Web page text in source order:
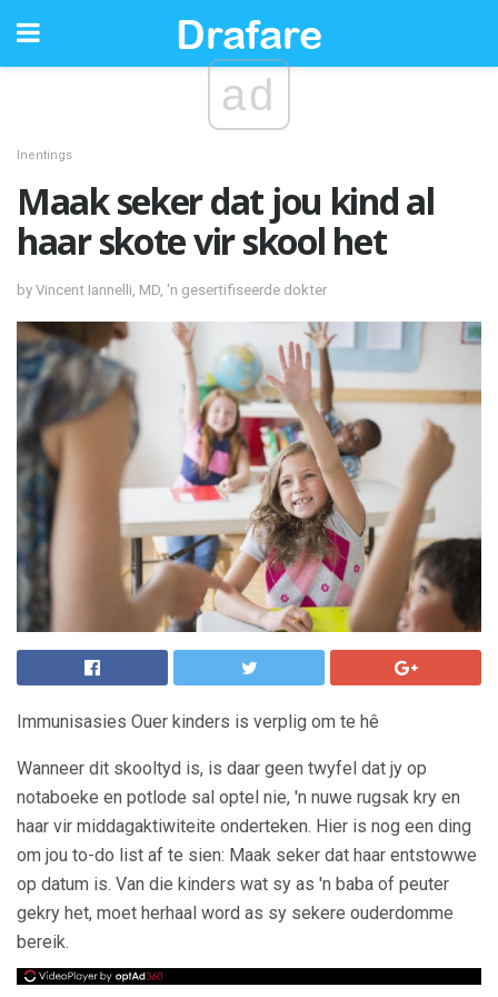
ad
Inentings
Maak seker dat jou kind al
haar skote vir skool het
by Vincent Iannelli, MD, 'n gesertifiseerde dokter
Immunisasies Ouer kinders is verplig om te hê
Wanneer dit skooltyd is, is daar geen twyfel dat jy op
notaboeke en potlode sal optel nie, 'n nuwe rugsak kry en
haar vir middagaktiwiteite onderteken. Hier is nog een ding
om jou to-do list af te sien: Maak seker dat haar entstowwe
op datum is. Van die kinders wat sy as 'n baba of peuter
gekry het, moet herhaal word as sy sekere ouderdomme
bereik.